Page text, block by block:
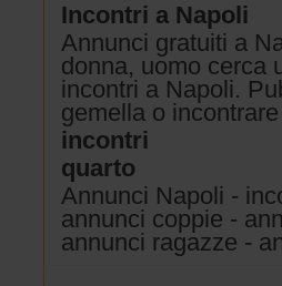
Incontri a Napoli
Annunci gratuiti a
donna, uomo cerca
incontri a Napoli.
gemella o
incontri
quarto
Annunci Napoli -
annunci coppie -
annunci ragazze -